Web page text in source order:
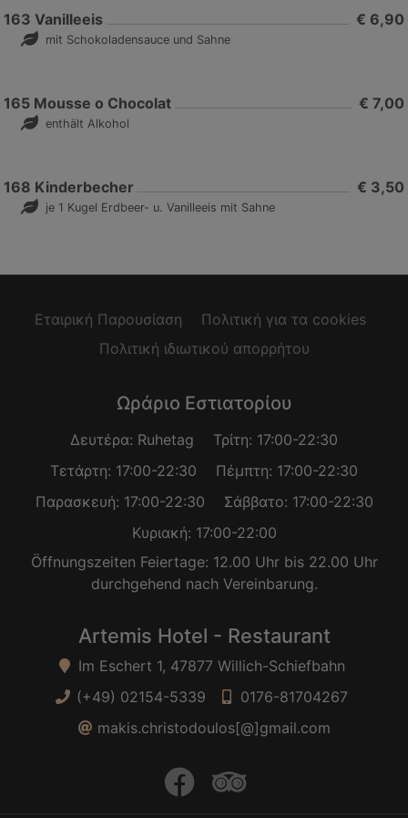
163 Vanilleeis € 6,90
mit Schokoladensauce und Sahne
165 Mousse o Chocolat € 7,00
enthält Alkohol
168 Kinderbecher € 3,50
je 1 Kugel Erdbeer- u. Vanilleeis mit Sahne
Εταιρική Παρουσίαση
Πολιτική για τα cookies
Πολιτική ιδιωτικού απορρήτου
Ωράριο Εστιατορίου
Δευτέρα: Ruhetag
Τρίτη: 17:00-22:30
Τετάρτη: 17:00-22:30
Πέμπτη: 17:00-22:30
Παρασκευή: 17:00-22:30
Σάββατο: 17:00-22:30
Κυριακή: 17:00-22:00
Öffnungszeiten Feiertage: 12.00 Uhr bis 22.00 Uhr
durchgehend nach Vereinbarung.
Artemis Hotel - Restaurant
Im Eschert 1, 47877 Willich-Schiefbahn
(+49) 02154-5339
0176-81704267
makis.christodoulos[@]gmail.com
facebooktrip advisor